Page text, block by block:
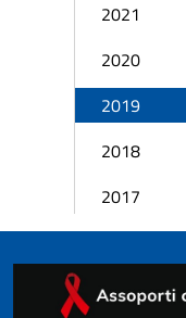
2021
2020
2019
2018
2017